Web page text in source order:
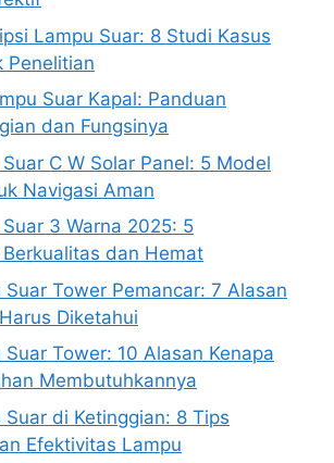
Lampu Suar: 8 Studi Kasus
Penelitian
Suar Kapal: Panduan
dan Fungsinya
C W Solar Panel: 5 Model
Navigasi Aman
3 Warna 2025: 5
dan Hemat
Suar Tower Pemancar: 7 Alasan
Diketahui
Suar Tower: 10 Alasan Kenapa
Membutuhkannya
Suar di Ketinggian: 8 Tips
Efektivitas Lampu